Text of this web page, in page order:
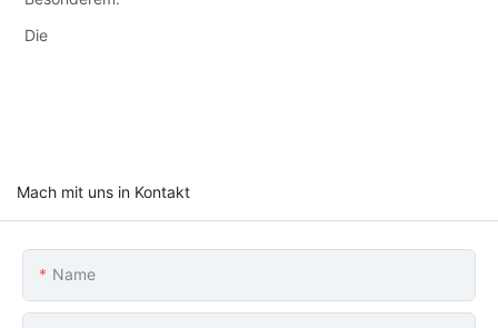
Die
Mach mit uns in Kontakt
Name